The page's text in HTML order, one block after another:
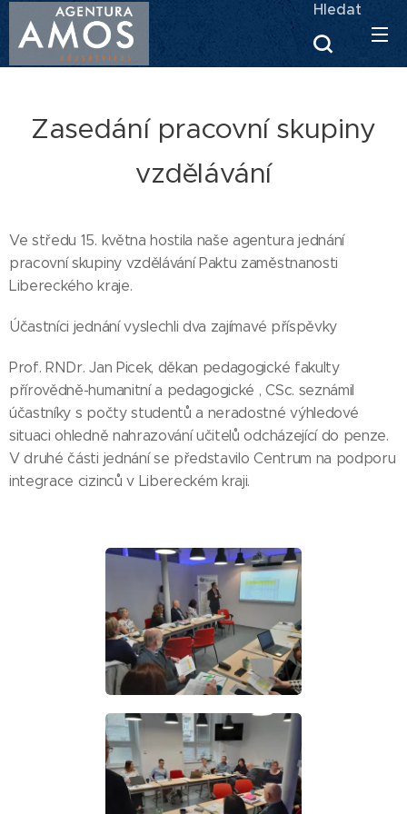
Hledat
Zasedání pracovní skupiny
vzdělávání
Ve středu 15. května hostila naše agentura jednání
pracovní skupiny vzdělávání Paktu zaměstnanosti
Libereckého kraje.
Účastníci jednání vyslechli dva zajímavé příspěvky
Prof. RNDr. Jan Picek, děkan pedagogické fakulty
přírovědně-humanitní a pedagogické , CSc. seznámil
účastníky s počty studentů a neradostné výhledové
situaci ohledně nahrazování učitelů odcházející do penze.
V druhé části jednání se představilo Centrum na podporu
integrace cizinců v Libereckém kraji.